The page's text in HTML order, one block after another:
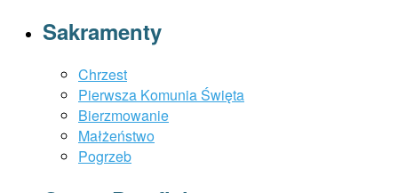
Sakramenty
Chrzest
Pierwsza Komunia Święta
Bierzmowanie
Małżeństwo
Pogrzeb